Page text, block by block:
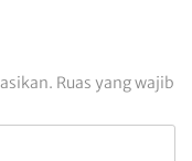
Ruas yang wajib